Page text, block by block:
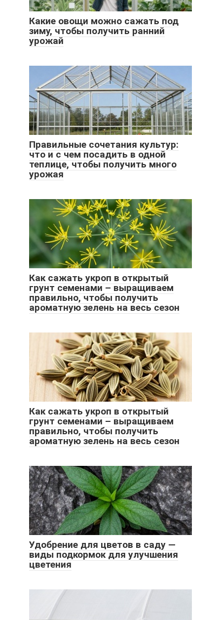
Какие овощи можно сажать под
зиму, чтобы получить ранний
урожай
Правильные сочетания культур:
что и с чем посадить в одной
теплице, чтобы получить много
урожая
Как сажать укроп в открытый
грунт семенами – выращиваем
правильно, чтобы получить
ароматную зелень на весь сезон
Как сажать укроп в открытый
грунт семенами – выращиваем
правильно, чтобы получить
ароматную зелень на весь сезон
Удобрение для цветов в саду —
виды подкормок для улучшения
цветения